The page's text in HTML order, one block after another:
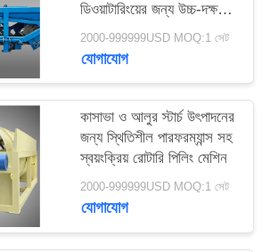
ডিওয়াটারিংয়ের জন্য উচ্চ-দক্ষতা
বেল্ট ডিহাইড্রেশন ফিল্টার
2000-999999USD MOQ:1 সেট
যোগাযোগ
কাসাভা ও আলুর স্টার্চ উৎপাদনের
জন্য স্থিতিশীল পারফরম্যান্স সহ
স্বয়ংক্রিয় রোটারি পিলিং মেশিন
2000-999999USD MOQ:1 সেট
যোগাযোগ